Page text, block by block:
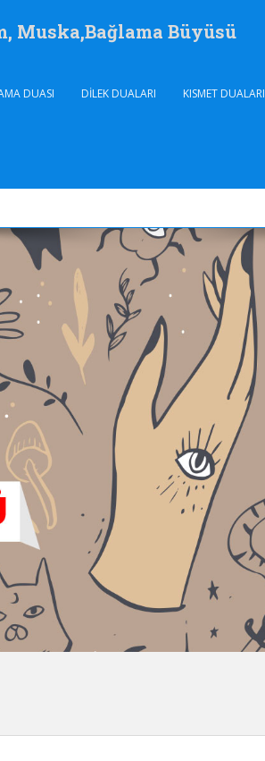
Muska,Bağlama Büyüsü
DUASI DILEK DUALARI KISMET DUALARI